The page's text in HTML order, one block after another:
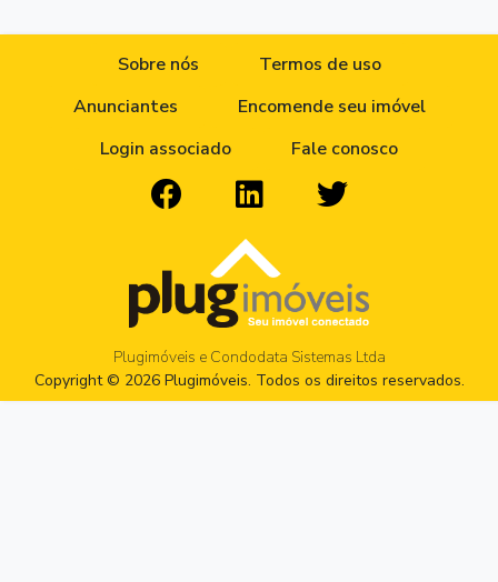
Sobre nós
Termos de uso
Anunciantes
Encomende seu imóvel
Login associado
Fale conosco
Plugimóveis e Condodata Sistemas Ltda
Copyright © 2026 Plugimóveis. Todos os direitos reservados.